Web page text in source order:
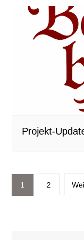
Projekt-
der
1 2